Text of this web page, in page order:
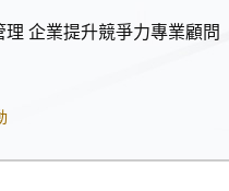
企業提升競爭力專業顧問